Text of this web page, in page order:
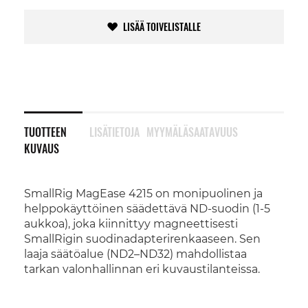
LISÄÄ TOIVELISTALLE
TUOTTEEN
KUVAUS
SmallRig MagEase 4215 on monipuolinen ja
helppokäyttöinen säädettävä ND-suodin (1-5
aukkoa), joka kiinnittyy magneettisesti
SmallRigin suodinadapterirenkaaseen. Sen
laaja säätöalue (ND2–ND32) mahdollistaa
tarkan valonhallinnan eri kuvaustilanteissa.
LISÄTIETOJA MYYMÄLÄSAATAVUUS